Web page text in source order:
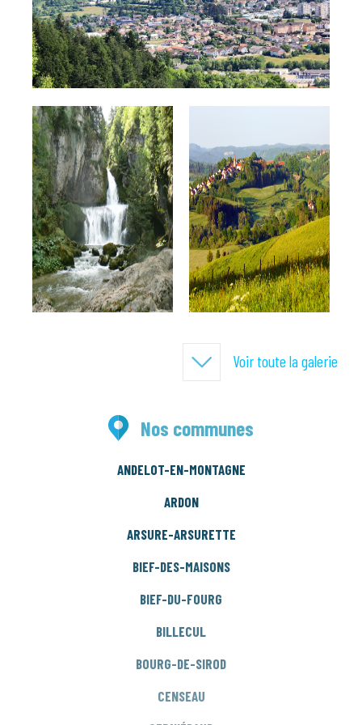
Voir toute la galerie
Nos communes
ANDELOT-EN-MONTAGNE
ARDON
ARSURE-ARSURETTE
BIEF-DES-MAISONS
BIEF-DU-FOURG
BILLECUL
BOURG-DE-SIROD
CENSEAU